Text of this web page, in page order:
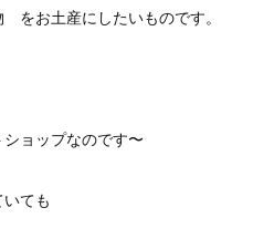
をお土産にしたいものです。
ョップなのです〜
ても